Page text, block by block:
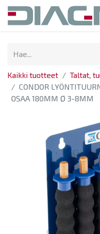
Kaikki tuotteet
Taltat,
CONDOR
OSAA 180MM Ø 3-8MM